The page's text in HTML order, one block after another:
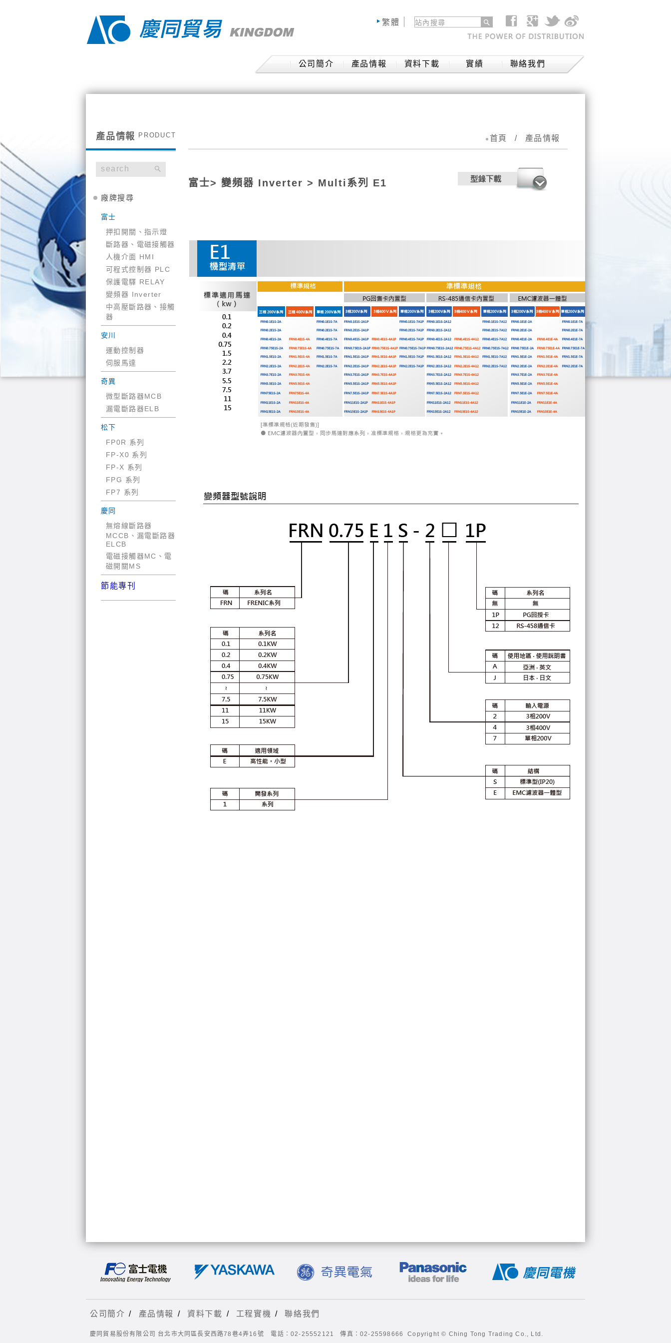
公司簡介 產品情報 資料下載 實績 聯絡我們
產品情報
廠牌搜尋
富士
押扣開關、指示燈
斷路器、電磁接觸器
人機介面 HMI
可程式控制器 PLC
保護電驛 RELAY
變頻器 Inverter
中高壓斷路器、接觸
器
安川
運動控制器
伺服馬達
奇異
微型斷路器MCB
漏電斷路器ELB
松下
FP0R 系列
FP-X0 系列
FP-X 系列
FPG 系列
FP7 系列
慶同
無熔線斷路器
MCCB、漏電斷路器
ELCB
電磁接觸器MC、電
磁開關MS
節能專刊
首頁 / 產品情報
富士> 變頻器 Inverter > Multi系列 E1
公司簡介 / 產品情報 / 資料下載 / 工程實機 / 聯絡我們
慶同貿易股份有限公司 台北市大同區長安西路78巷4弄16號 電話：02-25552121 傳真：02-25598666 Copyright © Ching Tong Trading Co., Ltd.